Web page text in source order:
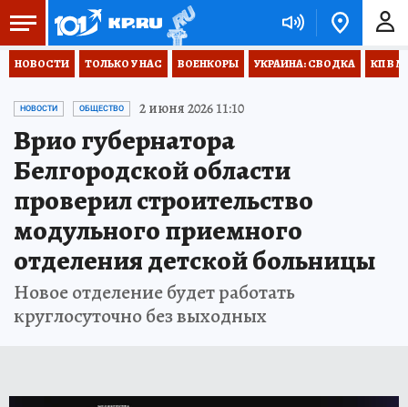
НОВОСТИ ТОЛЬКО У НАС ВОЕНКОРЫ УКРАИНА: СВОДКА КП В
НОВОСТИ ОБЩЕСТВО 2 июня 2026 11:10
Врио губернатора
Белгородской области
проверил строительство
модульного приемного
отделения детской больницы
Новое отделение будет работать
круглосуточно без выходных